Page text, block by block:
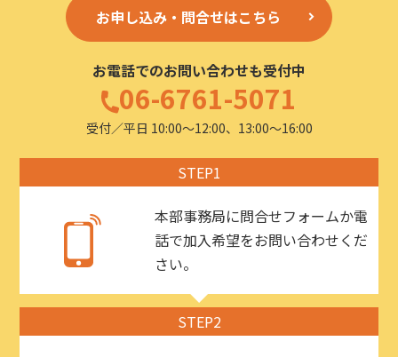
お申し込み・問合せはこちら
お電話でのお問い合わせも受付中
06-6761-5071
受付／平日 10:00〜12:00、13:00〜16:00
STEP1
本部事務局に問合せフォームか電
話で加入希望をお問い合わせくだ
さい。
STEP2